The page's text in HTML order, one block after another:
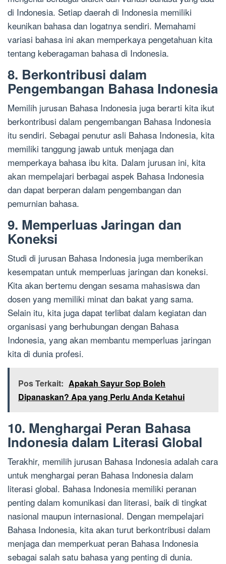
di Indonesia. Setiap daerah di Indonesia memiliki
keunikan bahasa dan logatnya sendiri. Memahami
variasi bahasa ini akan memperkaya pengetahuan kita
tentang keberagaman bahasa di Indonesia.
8. Berkontribusi dalam
Pengembangan Bahasa Indonesia
Memilih jurusan Bahasa Indonesia juga berarti kita ikut
berkontribusi dalam pengembangan Bahasa Indonesia
itu sendiri. Sebagai penutur asli Bahasa Indonesia, kita
memiliki tanggung jawab untuk menjaga dan
memperkaya bahasa ibu kita. Dalam jurusan ini, kita
akan mempelajari berbagai aspek Bahasa Indonesia
dan dapat berperan dalam pengembangan dan
pemurnian bahasa.
9. Memperluas Jaringan dan
Koneksi
Studi di jurusan Bahasa Indonesia juga memberikan
kesempatan untuk memperluas jaringan dan koneksi.
Kita akan bertemu dengan sesama mahasiswa dan
dosen yang memiliki minat dan bakat yang sama.
Selain itu, kita juga dapat terlibat dalam kegiatan dan
organisasi yang berhubungan dengan Bahasa
Indonesia, yang akan membantu memperluas jaringan
kita di dunia profesi.
Pos Terkait: Apakah Sayur Sop Boleh
Dipanaskan? Apa yang Perlu Anda Ketahui
10. Menghargai Peran Bahasa
Indonesia dalam Literasi Global
Terakhir, memilih jurusan Bahasa Indonesia adalah cara
untuk menghargai peran Bahasa Indonesia dalam
literasi global. Bahasa Indonesia memiliki peranan
penting dalam komunikasi dan literasi, baik di tingkat
nasional maupun internasional. Dengan mempelajari
Bahasa Indonesia, kita akan turut berkontribusi dalam
menjaga dan memperkuat peran Bahasa Indonesia
sebagai salah satu bahasa yang penting di dunia.